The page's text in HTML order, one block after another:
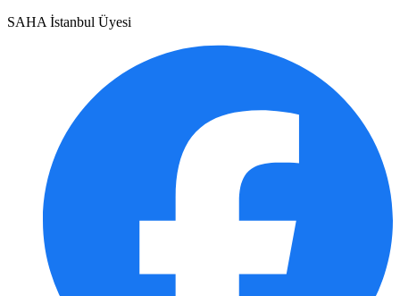
SAHA İstanbul Üyesi